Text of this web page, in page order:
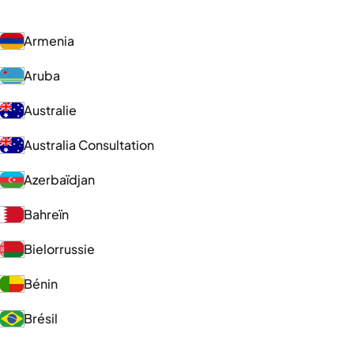
Armenia
Aruba
Australie
Australia Consultation
Azerbaïdjan
Bahreïn
Bielorrussie
Bénin
Brésil